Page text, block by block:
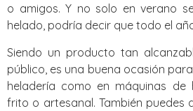
o amigos. Y no solo en verano
helado, podría decir que todo el
Siendo un producto tan
público, es una buena ocasión
heladería como en máquinas de
frito o artesanal. También puedes